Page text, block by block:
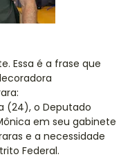
Essa é a frase que
(24), o Deputado
em seu gabinete
e a necessidade
Federal.